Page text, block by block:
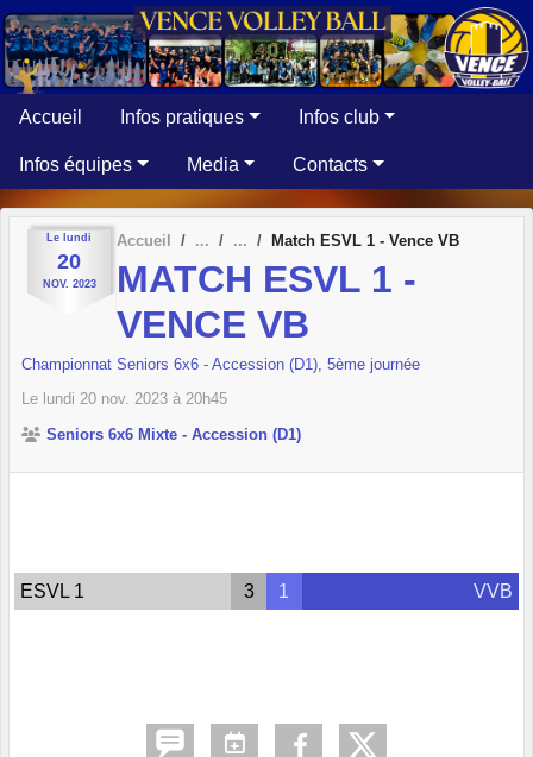
Accueil Infos pratiques Infos club
Infos équipes Media Contacts
Le lundi
20
NOV. 2023
Accueil Match ESVL 1 - Vence VB
MATCH ESVL 1 -
VENCE VB
Championnat Seniors 6x6 - Accession (D1), 5ème journée
Le lundi 20 nov. 2023 à 20h45
Seniors 6x6 Mixte - Accession (D1)
ESVL 1 3 1 VVB
Panneau de gestion des cookies